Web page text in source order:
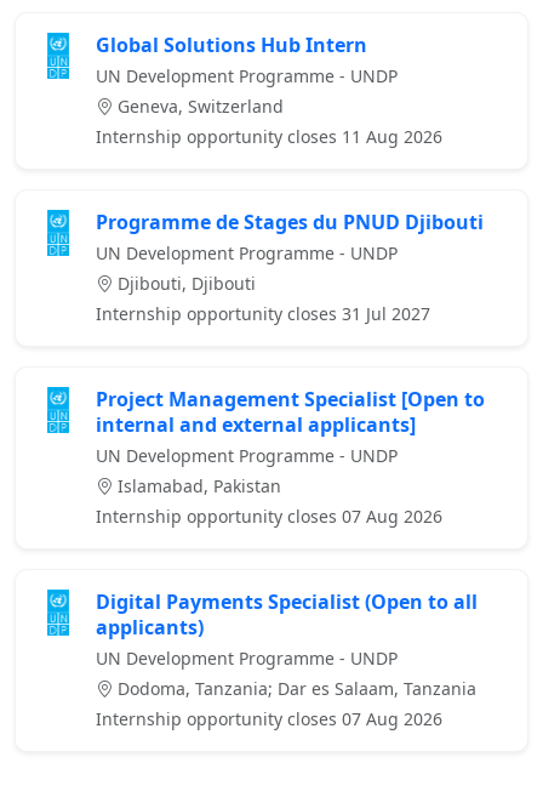
Global Solutions Hub Intern
UN Development Programme - UNDP
Geneva, Switzerland
Internship opportunity closes 11 Aug 2026
Programme de Stages du PNUD Djibouti
UN Development Programme - UNDP
Djibouti, Djibouti
Internship opportunity closes 31 Jul 2027
Project Management Specialist [Open to
internal and external applicants]
UN Development Programme - UNDP
Islamabad, Pakistan
Internship opportunity closes 07 Aug 2026
Digital Payments Specialist (Open to all
applicants)
UN Development Programme - UNDP
Dodoma, Tanzania; Dar es Salaam, Tanzania
Internship opportunity closes 07 Aug 2026